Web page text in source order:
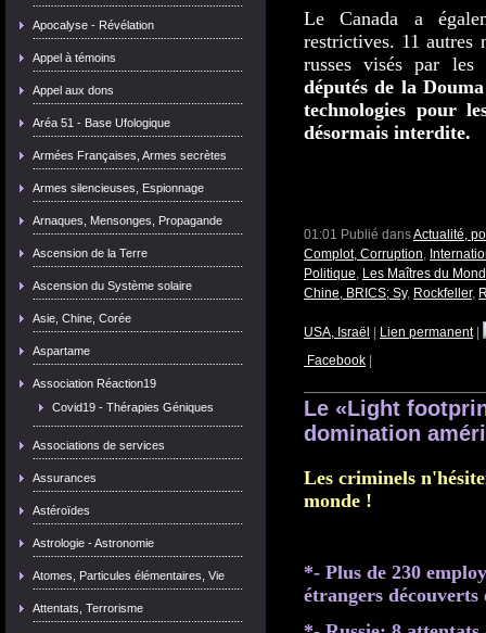
Apocalyse - Révélation
Appel à témoins
Appel aux dons
Aréa 51 - Base Ufologique
Armées Françaises, Armes secrètes
Armes silencieuses, Espionnage
Arnaques, Mensonges, Propagande
Ascension de la Terre
Ascension du Système solaire
Asie, Chine, Corée
Aspartame
Association Réaction19
Covid19 - Thérapies Géniques
Associations de services
Assurances
Astéroïdes
Astrologie - Astronomie
Atomes, Particules élémentaires, Vie
Attentats, Terrorisme
Le Canada a
restrictives. 11 autres
russes visés par les
députés de la
technologies pour
désormais interdite.
01:01 Publié dansActualité,
Complot, Corruption,
Politique, Les Maîtres du
Chine, BRICS; Sy, Rockfeller,
USA, Israël Lien permanent|
Facebook
Le «Light
domination
Les criminels
monde !
*- Plus de 230
étrangers découverts